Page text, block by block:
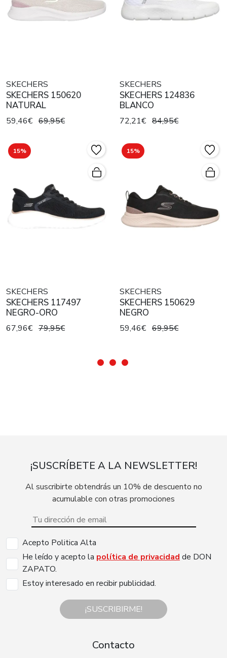
SKECHERS
SKECHERS 150620
NATURAL
59,46€ 69,95€
SKECHERS
SKECHERS 124836
BLANCO
72,21€ 84,95€
15%
SKECHERS
SKECHERS 117497
NEGRO-ORO
67,96€ 79,95€
15%
SKECHERS
SKECHERS 150629
NEGRO
59,46€ 69,95€
¡SUSCRÍBETE A LA NEWSLETTER!
Al suscribirte obtendrás un 10% de descuento no
acumulable con otras promociones
Acepto Politica Alta
He leído y acepto la política de privacidad de DON
ZAPATO.
Estoy interesado en recibir publicidad.
¡SUSCRIBIRME!
Contacto